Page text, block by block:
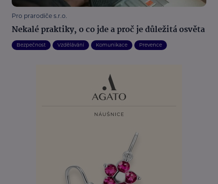
Pro prarodiče s.r.o.
Nekalé praktiky, o co jde a proč je důležitá osvěta
Bezpečnost Vzdělávání Komunikace Prevence